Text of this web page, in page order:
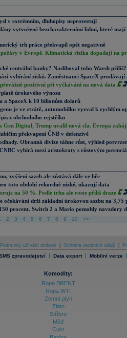
v extrémním, dluhopisy neprotestují
vytvořené bezcharakterními lidmi, které mají
trh práce překvapil opět negativně
v Evropě. Klimatická rizika dopadají na
centrální banky? Nasliboval toho Warsh příliš?
vybírání zisků. Zaměstnanci SpaceX prodávají
pozitivní při vyčkávání na nová data
úrokového výnosu
a SpaceX k 10 bilionům dolarů
je ve ztrátě, automobilku vyzval k rychlým
z obchodního rejstříku
Gen Digital, Trump uvalil nová cla. Evropa
překvapení ČNB v defenzivě
Obranná divize táhne růst, výhled
vybírá mezi aristokraty s růstovým
zvýšení sazeb ale zůstává dále ve hře
toto období rekordně nízké, ukazují data
na 50 %. Podle trhu ale roste příliš draze
očekávání drží základní úrokovou sazbu na 3,75
procent. Switch 2 a Mario pomohly navzdory
2 3 4 5 6 7 8 9 10 >>
Podmínky užívání stránek Ochrana osobních údajů
zpravodajství | Data export | Mobilní verze |
Komodity:
Ropa BRENT
Ropa WTI
Zemní plyn
Zlato
Stříbro
Měď
Cukr